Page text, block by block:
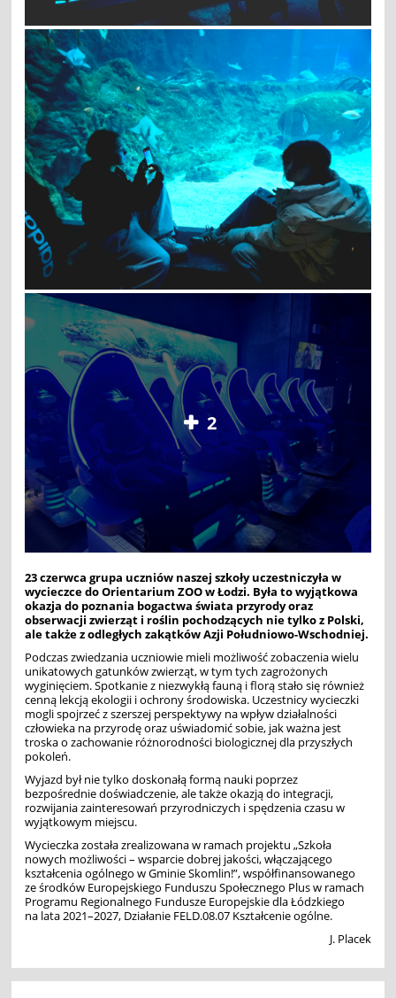
2
23 czerwca grupa uczniów naszej szkoły uczestniczyła w
wycieczce do Orientarium ZOO w Łodzi. Była to wyjątkowa
okazja do poznania bogactwa świata przyrody oraz
obserwacji zwierząt i roślin pochodzących nie tylko z Polski,
ale także z odległych zakątków Azji Południowo-Wschodniej.
Podczas zwiedzania uczniowie mieli możliwość zobaczenia wielu
unikatowych gatunków zwierząt, w tym tych zagrożonych
wyginięciem. Spotkanie z niezwykłą fauną i florą stało się również
cenną lekcją ekologii i ochrony środowiska. Uczestnicy wycieczki
mogli spojrzeć z szerszej perspektywy na wpływ działalności
człowieka na przyrodę oraz uświadomić sobie, jak ważna jest
troska o zachowanie różnorodności biologicznej dla przyszłych
pokoleń.
Wyjazd był nie tylko doskonałą formą nauki poprzez
bezpośrednie doświadczenie, ale także okazją do integracji,
rozwijania zainteresowań przyrodniczych i spędzenia czasu w
wyjątkowym miejscu.
Wycieczka została zrealizowana w ramach projektu „Szkoła
nowych możliwości – wsparcie dobrej jakości, włączającego
kształcenia ogólnego w Gminie Skomlin!”, współfinansowanego
ze środków Europejskiego Funduszu Społecznego Plus w ramach
Programu Regionalnego Fundusze Europejskie dla Łódzkiego
na lata 2021–2027, Działanie FELD.08.07 Kształcenie ogólne.
J. Placek